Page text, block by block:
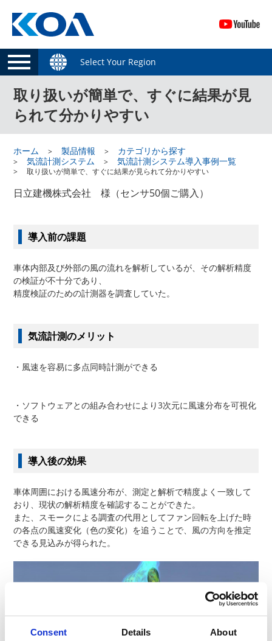
Consent Details About
Select Your Region
取り扱いが簡単で、すぐに結果が見
られて分かりやすい
ホーム 製品情報
カテゴリから探す
気流計測システム
気流計測システム導入事例一覧
取り扱いが簡単で、すぐに結果が見られて分かりやすい
日立建機株式会社 様（センサ50個ご購入）
導入前の課題
車体内部及び外部の風の流れを解析しているが、その解析精度
の検証が不十分であり、
精度検証のための計測器を調査していた。
気流計測のメリット
・風速を容易に多点同時計測ができる
・ソフトウェアとの組み合わせにより3次元に風速分布を可視化
できる
導入後の効果
車体周囲における風速分布が、測定と解析で精度よく一致して
おり、現状の解析精度を確認することができた。
また、スモークによる調査の代用としてファン回転を上げた時
の各点の風速変化（色の変化）を追うことで、風の方向を推定
できる見込みが得られた。